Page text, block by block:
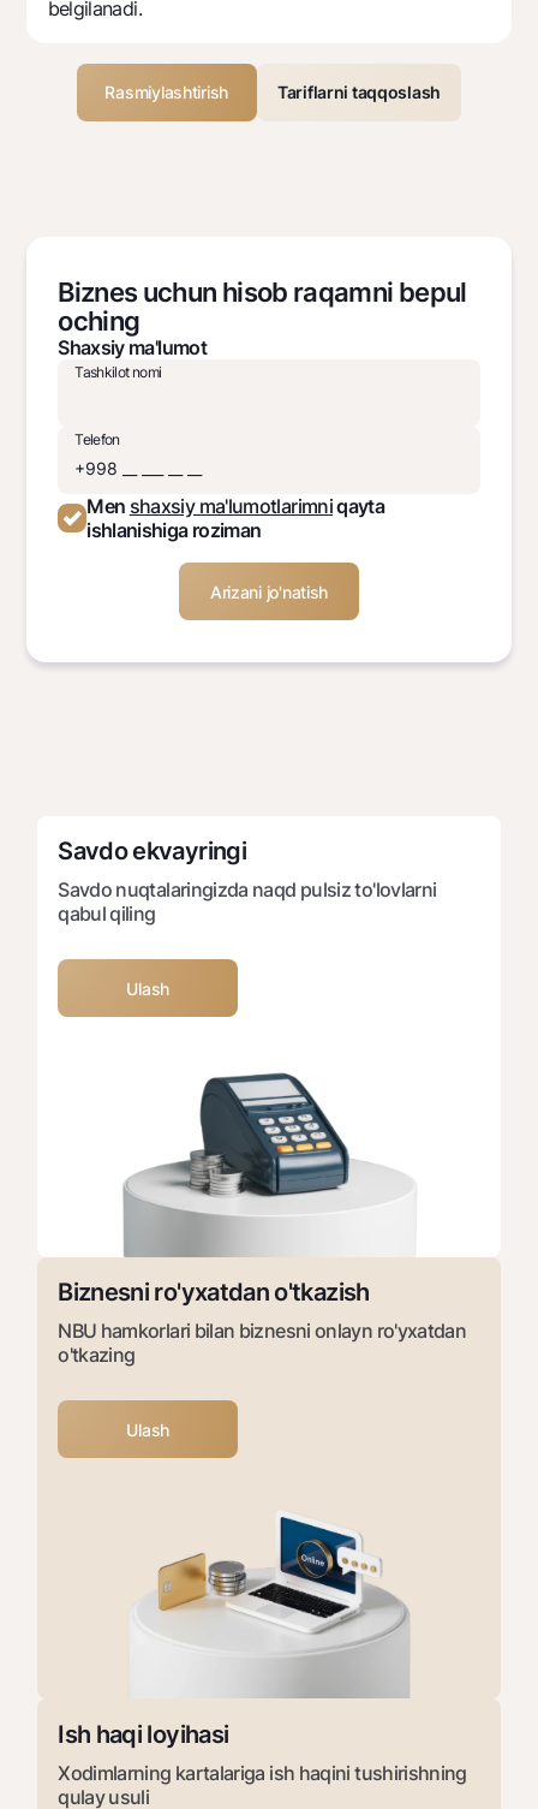
belgilanadi.
Rasmiylashtirish Tariflarni taqqoslash
Biznes uchun hisob raqamni bepul
oching
Shaxsiy ma'lumot
Tashkilot nomi
Telefon
Men shaxsiy ma'lumotlarimniqayta
ishlanishiga roziman
Savdo ekvayringi
Savdo nuqtalaringizda naqd pulsiz to'lovlarni
qabul qiling
Ulash
Biznesni ro'yxatdan o'tkazish
NBU hamkorlari bilan biznesni onlayn ro'yxatdan
o'tkazing
Ulash
Ish haqi loyihasi
Xodimlarning kartalariga ish haqini tushirishning
qulay usuli